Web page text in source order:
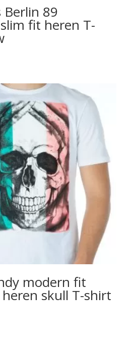
Berlin 89
fit heren T-
modern fit
skull T-shirt